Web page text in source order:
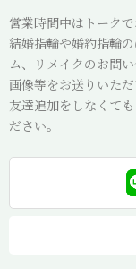
営業時間中はトークで
結婚指輪や婚約指輪
ム、リメイクのお問い
画像等をお送りいた
友達追加をしなくて
ださい。